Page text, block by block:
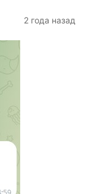
2 года назад